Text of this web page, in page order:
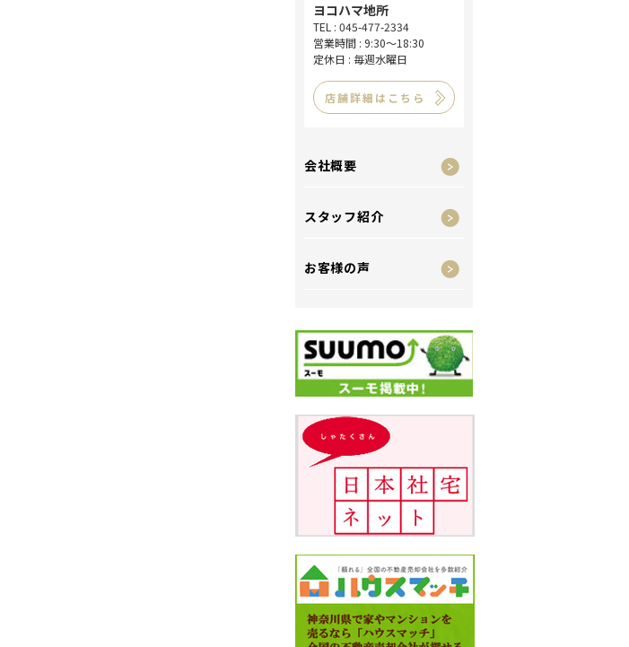
ヨコハマ地所
TEL : 045-477-2334
営業時間 : 9:30～18:30
定休日 : 毎週水曜日
店舗詳細はこちら
会社概要
スタッフ紹介
お客様の声